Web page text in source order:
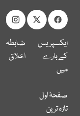
ایکسپریس
کے بارے
میں
ضابطہ
اخلاق
صفحۂ اول
تازہ ترین